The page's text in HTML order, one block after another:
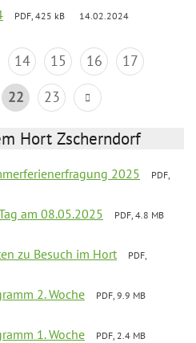
PDF, 425 kB 14.02.2024
14 15 16
17
22 23
Hort Zscherndorf
2025
PDF,
am 08.05.2025
PDF, 4.8 MB
zu Besuch im Hort
PDF,
2. Woche
PDF, 9.9 MB
1. Woche
PDF, 2.4 MB